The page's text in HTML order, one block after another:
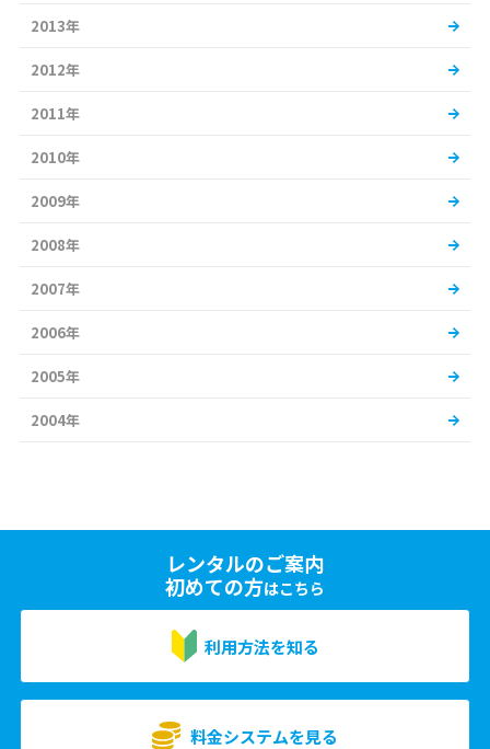
2013年
2012年
2011年
2010年
2009年
2008年
2007年
2006年
2005年
2004年
レンタルのご案内
初めての方はこちら
利用方法を知る
料金システムを見る